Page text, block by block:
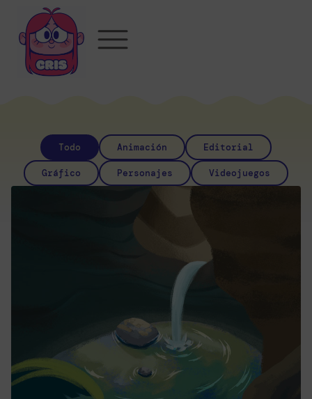
Animación Editorial
Gráfico Personajes Videojuegos
Todo